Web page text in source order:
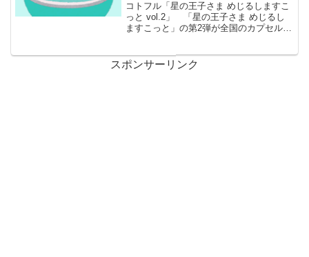
コトフル「星の王子さま めじるしますこ
っと vol.2」 「星の王子さま めじるし
ますこっと」の第2弾が全国のカプセルト
名 星の王子さま めじるしますこっと
vol....
スポンサーリンク